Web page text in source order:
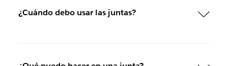
¿Cuándo debo usar las juntas?